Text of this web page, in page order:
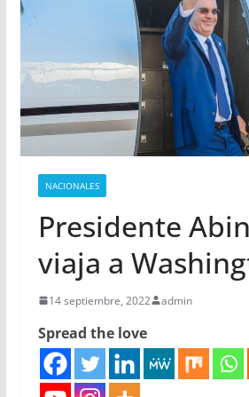
NACIONALES
Presidente
viaja a
14 septiembre, 2022 admin
Spread the love